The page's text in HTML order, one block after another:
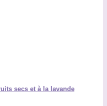
secs et à la lavande